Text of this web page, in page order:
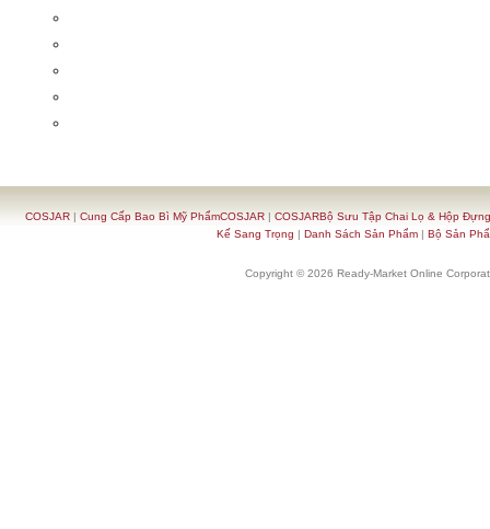
COSJAR| Cung Cấp Bao Bì Mỹ PhẩmCOSJAR| COSJARBộ Sưu Tập Chai Lọ & Hộp
Kế Sang Trọng | Danh Sách Sản Phẩm| Bộ Sản
Copyright © 2026 Ready-Market Online